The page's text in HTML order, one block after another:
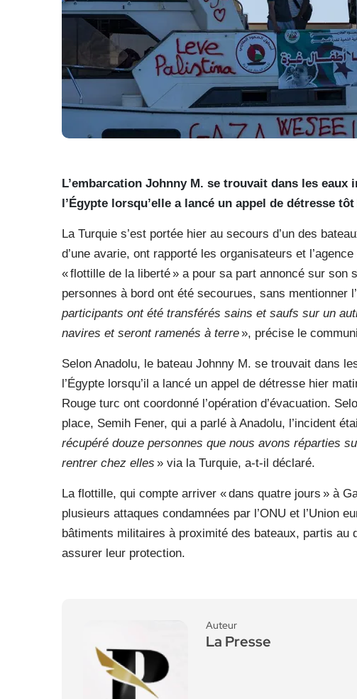
L’embarcation Johnny M. se trouvait dans les
l’Égypte lorsqu’elle a lancé un appel de détresse
La Turquie s’est portée hier au secours d’un des
d’une avarie, ont rapporté les organisateurs et
« flottille de la liberté » a pour sa part annoncé sur son
personnes à bord ont été secourues, sans mentionner
participants ont été transférés sains et saufs sur un
navires et seront ramenés à terre», précise le
Selon Anadolu, le bateau Johnny M. se trouvait dans
l’Égypte lorsqu’il a lancé un appel de détresse hier
Rouge turc ont coordonné l’opération d’évacuation.
place, Semih Fener, qui a parlé à Anadolu, l’incident
récupéré douze personnes que nous avons réparties
rentrer chez elles » via la Turquie, a-t-il déclaré.
La flottille, qui compte arriver « dans quatre jours » à
plusieurs attaques condamnées par l’ONU et l’Union
bâtiments militaires à proximité des bateaux, partis au
assurer leur protection.
Auteur
La Presse